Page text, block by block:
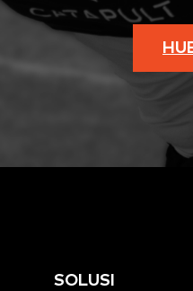
SOLUSI